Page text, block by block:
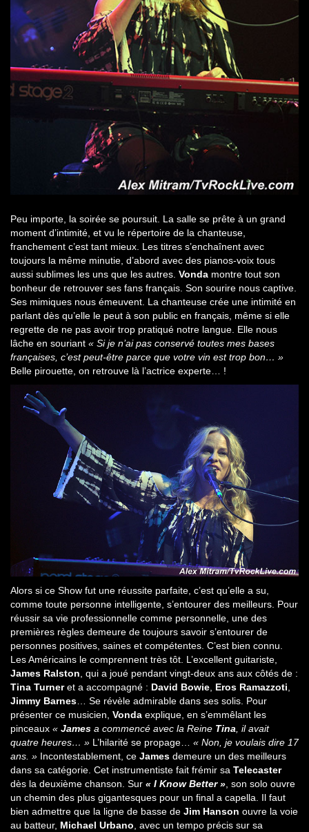
Peu importe, la soirée se poursuit. La salle se prête à un grand
moment d’intimité, et vu le répertoire de la chanteuse,
franchement c’est tant mieux. Les titres s’enchaînent avec
toujours la même minutie, d’abord avec des pianos-voix tous
aussi sublimes les uns que les autres. Vonda montre tout son
bonheur de retrouver ses fans français. Son sourire nous captive.
Ses mimiques nous émeuvent. La chanteuse crée une intimité en
parlant dès qu’elle le peut à son public en français, même si elle
regrette de ne pas avoir trop pratiqué notre langue. Elle nous
lâche en souriant « Si je n’ai pas conservé toutes mes bases
françaises, c’est peut-être parce que votre vin est trop bon… »
Belle pirouette, on retrouve là l’actrice experte… !
Alors si ce Show fut une réussite parfaite, c’est qu’elle a su,
comme toute personne intelligente, s’entourer des meilleurs. Pour
réussir sa vie professionnelle comme personnelle, une des
premières règles demeure de toujours savoir s’entourer de
personnes positives, saines et compétentes. C’est bien connu.
Les Américains le comprennent très tôt. L’excellent guitariste,
James Ralston , qui a joué pendant vingt-deux ans aux côtés de :
Tina Turneret a accompagné : David Bowie Eros Ramazzoti
Jimmy Barnes … Se révèle admirable dans ses solis. Pour
présenter ce musicien, Vonda explique, en s’emmêlant les
pinceaux « James a commencé avec la Reine Tina , il avait
quatre heures… » L’hilarité se propage… « Non, je voulais dire 17
ans. » Incontestablement, ce James demeure un des meilleurs
dans sa catégorie. Cet instrumentiste fait frémir sa Telecaster
dès la deuxième chanson. Sur « I Know Better » , son solo ouvre
un chemin des plus gigantesques pour un final a capella. Il faut
bien admettre que la ligne de basse de Jim Hanson ouvre la voie
au batteur, Michael Urbano , avec un tempo précis sur sa